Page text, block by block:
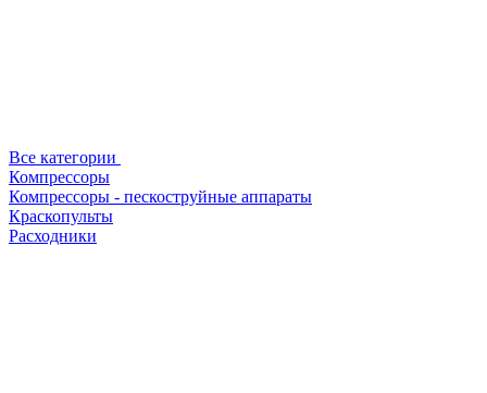
Все категории
Компрессоры
Компрессоры - пескоструйные аппараты
Краскопульты
Расходники